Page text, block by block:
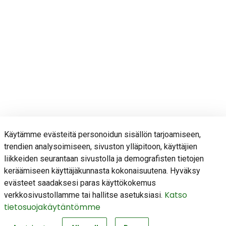
Käytämme evästeitä personoidun sisällön tarjoamiseen,
trendien analysoimiseen, sivuston ylläpitoon, käyttäjien
liikkeiden seurantaan sivustolla ja demografisten tietojen
keräämiseen käyttäjäkunnasta kokonaisuutena. Hyväksy
evästeet saadaksesi paras käyttökokemus
verkkosivustollamme tai hallitse asetuksiasi. Katso
tietosuojakäytäntömme